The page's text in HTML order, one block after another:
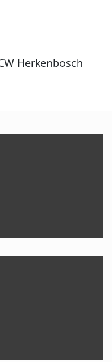
Herkenbosch